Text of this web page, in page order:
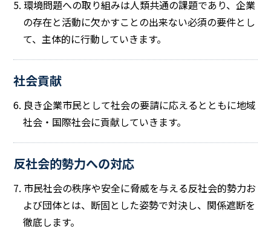
5. 環境問題への取り組みは人類共通の課題であり、企業
の存在と活動に欠かすことの出来ない必須の要件とし
て、主体的に行動していきます。
社会貢献
6. 良き企業市民として社会の要請に応えるとともに地域
社会・国際社会に貢献していきます。
反社会的勢力への対応
7. 市民社会の秩序や安全に脅威を与える反社会的勢力お
よび団体とは、断固とした姿勢で対決し、関係遮断を
徹底します。